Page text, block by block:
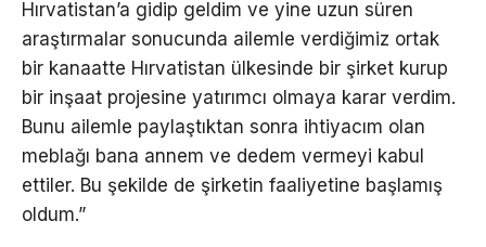
Hırvatistan’a gidip geldim ve yine uzun süren
araştırmalar sonucunda ailemle verdiğimiz ortak
bir kanaatte Hırvatistan ülkesinde bir şirket kurup
bir inşaat projesine yatırımcı olmaya karar verdim.
Bunu ailemle paylaştıktan sonra ihtiyacım olan
meblağı bana annem ve dedem vermeyi kabul
ettiler. Bu şekilde de şirketin faaliyetine başlamış
oldum.”